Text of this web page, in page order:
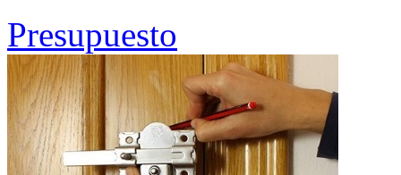
Presupuesto